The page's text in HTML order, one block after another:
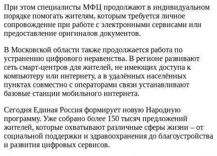
При этом специалисты МФЦ продолжают в индивидуальном
порядке помогать жителям, которым требуется личное
сопровождение при работе с электронными сервисами или
предоставление оригиналов документов.
В Московской области также продолжается работа по
устранению цифрового неравенства. В регионе развивают
сеть смарт-центров для жителей, не имеющих доступа к
компьютеру или интернету, а в удалённых населённых
пунктах совместно с операторами связи устанавливают
базовые станции мобильного интернета.
Сегодня Единая Россия формирует новую Народную
программу. Уже собрано более 150 тысяч предложений
жителей, которые охватывают различные сферы жизни – от
социальной поддержки и здравоохранения до благоустройства
и развития цифровых сервисов.